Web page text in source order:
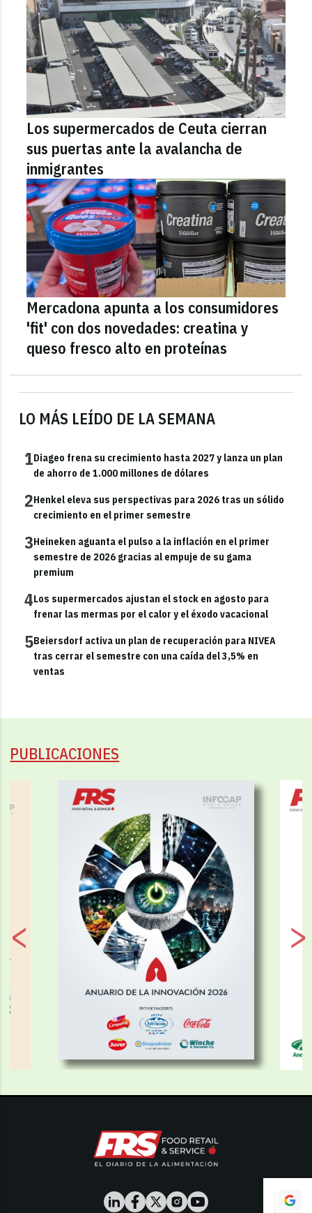
LO MÁS LEÍDO DE LA SEMANA
1Diageo frena su crecimiento hasta 2027 y lanza un plan
de ahorro de 1.000 millones de dólares
2Henkel eleva sus perspectivas para 2026 tras un sólido
crecimiento en el primer semestre
3Heineken aguanta el pulso a la inflación en el primer
semestre de 2026 gracias al empuje de su gama
premium
4Los supermercados ajustan el stock en agosto para
frenar las mermas por el calor y el éxodo vacacional
5Beiersdorf activa un plan de recuperación para NIVEA
tras cerrar el semestre con una caída del 3,5% en
ventas
Los supermercados de Ceuta cierran
sus puertas ante la avalancha de
inmigrantes
Mercadona apunta a los consumidores
'fit' con dos novedades: creatina y
queso fresco alto en proteínas
PUBLICACIONES